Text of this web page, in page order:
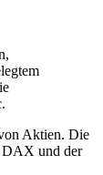
Aktien. Die
DAX und der